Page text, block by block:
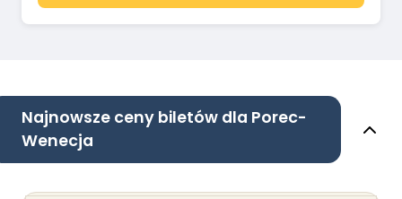
Najnowsze ceny biletów dla Porec-
Wenecja